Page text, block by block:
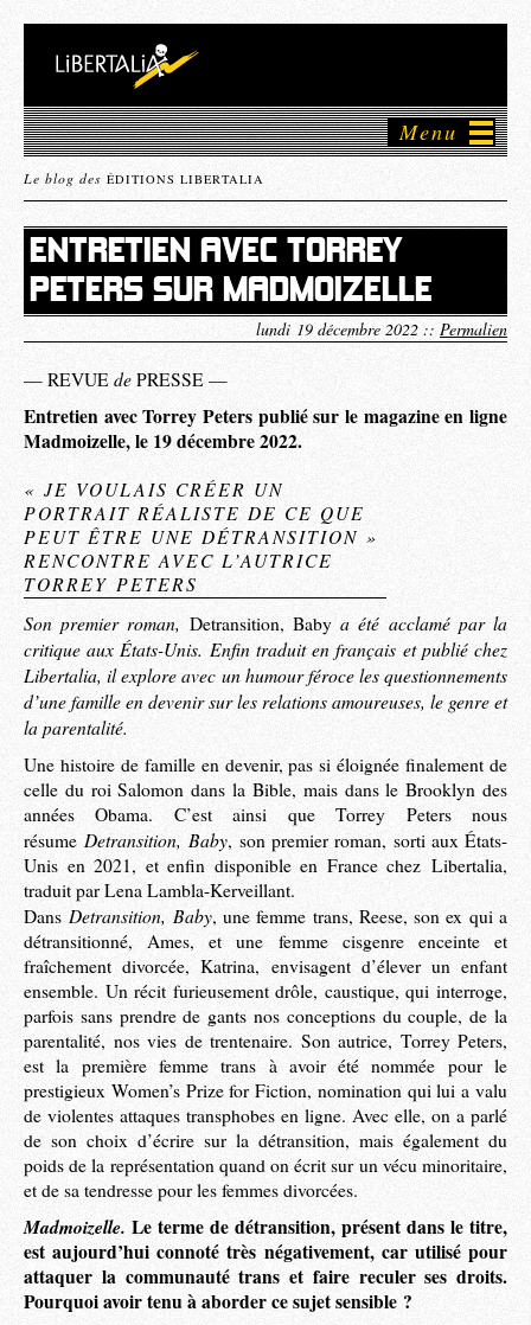
Menu
Le blog des ÉDITIONS LIBERTALIA
ENTRETIEN AVEC TORREY
PETERS SUR MADMOIZELLE
lundi 19 décembre 2022 :: Permalien
— REVUE de PRESSE —
Entretien avec Torrey Peters publié sur le magazine en ligne
Madmoizelle, le 19 décembre 2022.
« JE VOULAIS CRÉER UN
PORTRAIT RÉALISTE DE CE QUE
PEUT ÊTRE UNE DÉTRANSITION »
RENCONTRE AVEC L’AUTRICE
TORREY PETERS
Son premier roman, Detransition, Babya été acclamé par la
critique aux États-Unis. Enfin traduit en français et publié chez
Libertalia, il explore avec un humour féroce les questionnements
d’une famille en devenir sur les relations amoureuses, le genre et
la parentalité.
Une histoire de famille en devenir, pas si éloignée finalement de
celle du roi Salomon dans la Bible, mais dans le Brooklyn des
années Obama. C’est ainsi que Torrey Peters nous
résumeDetransition, Baby, son premier roman, sorti aux États-
Unis en 2021, et enfin disponible en France chez Libertalia,
traduit par Lena Lambla-Kerveillant.
DansDetransition, Baby, une femme trans, Reese, son ex qui a
détransitionné, Ames, et une femme cisgenre enceinte et
fraîchement divorcée, Katrina, envisagent d’élever un enfant
ensemble. Un récit furieusement drôle, caustique, qui interroge,
parfois sans prendre de gants nos conceptions du couple, de la
parentalité, nos vies de trentenaire. Son autrice, Torrey Peters,
est la première femme trans à avoir été nommée pour le
prestigieux Women’s Prize for Fiction, nomination qui lui a valu
de violentes attaques transphobes en ligne. Avec elle, on a parlé
de son choix d’écrire sur la détransition, mais également du
poids de la représentation quand on écrit sur un vécu minoritaire,
et de sa tendresse pour les femmes divorcées.
Madmoizelle. Le terme de détransition, présent dans le titre,
est aujourd’hui connoté très négativement, car utilisé pour
attaquer la communauté trans et faire reculer ses droits.
Pourquoi avoir tenu à aborder ce sujet sensible ?